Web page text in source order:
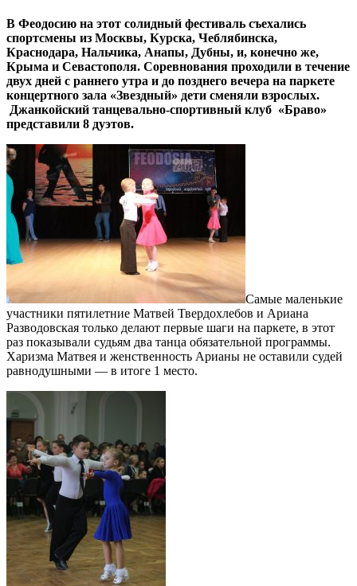
В Феодосию на этот солидный фестиваль съехались
спортсмены из Москвы, Курска, Чеблябинска,
Краснодара, Нальчика, Анапы, Дубны, и, конечно же,
Крыма и Севастополя. Соревнования проходили в течение
двух дней с раннего утра и до позднего вечера на паркете
концертного зала «Звездный» дети сменяли взрослых.
Джанкойский танцевально-спортивный клуб «Браво»
представили 8 дуэтов.
Самые маленькие
участники пятилетние Матвей Твердохлебов и Ариана
Разводовская только делают первые шаги на паркете, в этот
раз показывали судьям два танца обязательной программы.
Харизма Матвея и женственность Арианы не оставили судей
равнодушными — в итоге 1 место.